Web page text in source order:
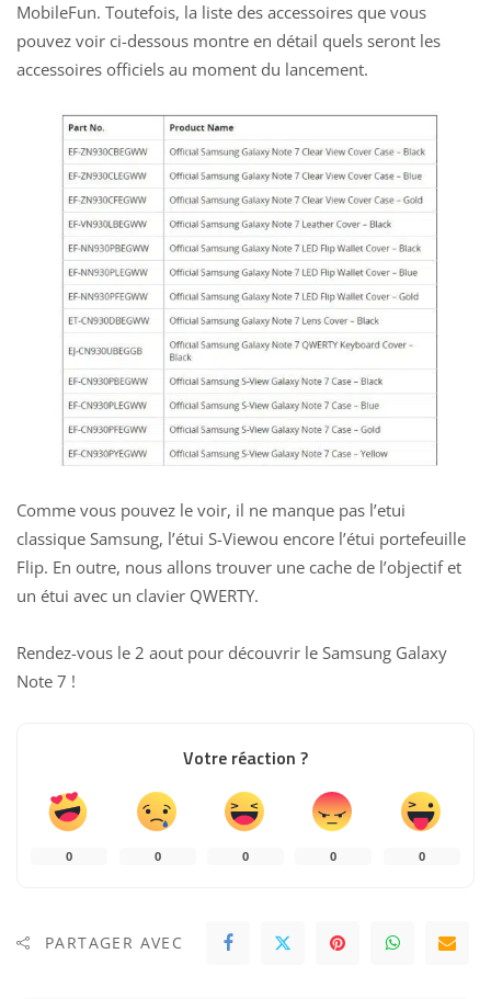
MobileFun. Toutefois, la liste des accessoires que vous
pouvez voir ci-dessous montre en détail quels seront les
accessoires officiels au moment du lancement.
Comme vous pouvez le voir, il ne manque pas l’etui
classique Samsung, l’étui S-Viewou encore l’étui portefeuille
Flip. En outre, nous allons trouver une cache de l’objectif et
un étui avec un clavier QWERTY.
Rendez-vous le 2 aout pour découvrir le Samsung Galaxy
Note 7 !
Votre réaction ?
0 0 0 0 0
PARTAGER AVEC